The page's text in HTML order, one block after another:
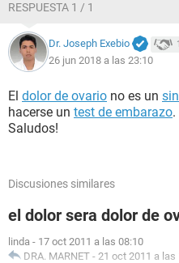
RESPUESTA 1 / 1
Dr. Joseph Exebio
26 jun 2018 a las 23:10
El dolor de ovario no es un
hacerse un test de embarazo.
Saludos!
Discusiones similares
el dolor sera dolor de
linda - 17 oct 2011 a las 08:10
DRA. MARNET - 21 oct 2011 a las